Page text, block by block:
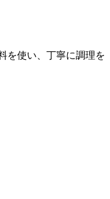
を使い、丁寧に調理を